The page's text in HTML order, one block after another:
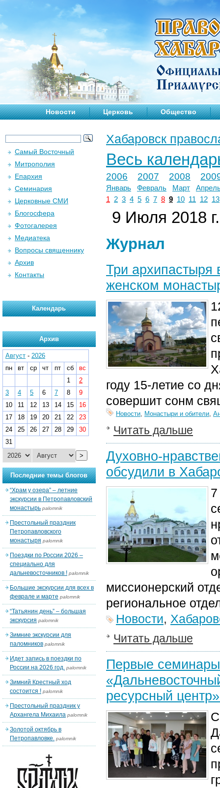
Новости Церковь Общество
Хабаровск
Весь
2006 2007 2008
Январь Февраль Март
1
2 3 4 5 6 7 8 9 10 11 12 13
9 Июля 2018 г.
Журнал
Три архипастыря
женском
году 15-летие со
совершит сонм
Новости, Монастыри и обители,
Читать дальше
Духовно-
обсудили в
миссионерский
региональное
Новости,
Читать дальше
Первые семинары
ресурсный
Самый Восточный
Митрополия
Епархия
Семинария
Церковные СМИ
Блогосфера
Фотогалерея
Медиатека
Вопросы священнику
Архив
Контакты
Календарь
Архив
Август - 2026
пн
вт ср чт пт сб
вс
1
2
3
4 5 6 7 8
9
10
11 12 13 14 15
16
17
18 19 20 21 22
23
24
25 26 27 28 29
30
31
>
Последние темы блогов
“Храм у озера” – летние
экскурсии в Петропавловский
монастырь palomnik
Престольный праздник
Петропавловского
монастыря palomnik
Поездки по России 2026 –
специально для
дальневосточников ! palomnik
Большие экскурсии для всех в
феврале и марте palomnik
“Татьянин день” – большая
экскурсия palomnik
Зимние экскурсии для
паломников palomnik
Идет запись в поездки по
России на 2026 год. palomnik
Зимний Крестный ход
состоится ! palomnik
Престольный праздник у
Архангела Михаила palomnik
Золотой октябрь в
Петропавловке. palomnik